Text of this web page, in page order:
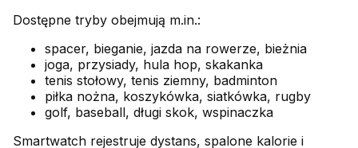
Dostępne tryby obejmują m.in.:
spacer, bieganie, jazda na rowerze, bieżnia
joga, przysiady, hula hop, skakanka
tenis stołowy, tenis ziemny, badminton
piłka nożna, koszykówka, siatkówka, rugby
golf, baseball, długi skok, wspinaczka
Smartwatch rejestruje dystans, spalone kalorie i